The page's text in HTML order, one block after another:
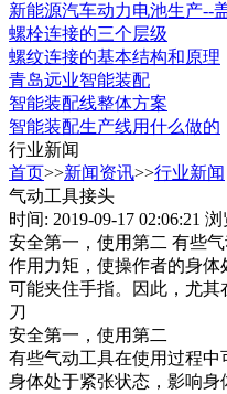
新能源汽车动力电池生产--
螺栓连接的三个层级
螺纹连接的基本结构和原理
青岛远业智能装配
智能装配线整体方案
智能装配生产线用什么做的
行业新闻
首页>>新闻资讯>>行业新闻
气动工具接头
时间: 2019-09-17 02:06:21 浏
安全第一，使用第二 有些
作用力矩，使操作者的身体
可能夹住手指。因此，尤
刀
安全第一，使用第二
有些气动工具在使用过程
身体处于紧张状态，影响身